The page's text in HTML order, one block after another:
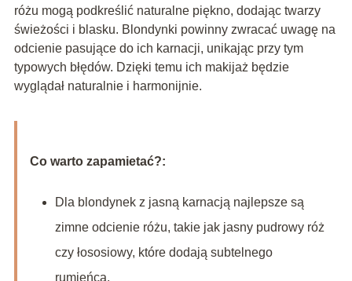
różu mogą podkreślić naturalne piękno, dodając twarzy
świeżości i blasku. Blondynki powinny zwracać uwagę na
odcienie pasujące do ich karnacji, unikając przy tym
typowych błędów. Dzięki temu ich makijaż będzie
wyglądał naturalnie i harmonijnie.
Co warto zapamietać?:
Dla blondynek z jasną karnacją najlepsze są
zimne odcienie różu, takie jak jasny pudrowy róż
czy łososiowy, które dodają subtelnego
rumieńca.